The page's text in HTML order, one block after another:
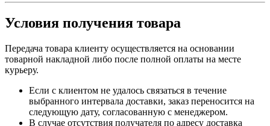
Условия получения товара
Передача товара клиенту осуществляется на основании
товарной накладной либо после полной оплаты на месте
курьеру.
Если с клиентом не удалось связаться в течение
выбранного интервала доставки, заказ переносится на
следующую дату, согласованную с менеджером.
В случае отсутствия получателя по адресу доставка